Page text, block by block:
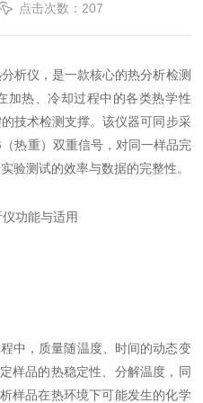
点击次数：207
析仪，是一款核心的热分析检测
加热、冷却过程中的各类热学性
技术检测支撑。该仪器可同步采
热重）双重信号，对同一样品完
验测试的效率与数据的完整性。
中，质量随温度、时间的动态变
样品的热稳定性、分解温度，同
样品在热环境下可能发生的化学